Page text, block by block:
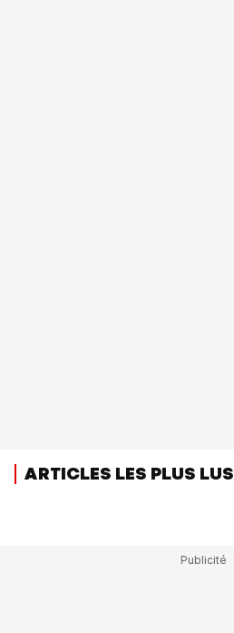
ARTICLES LES PLUS LUS